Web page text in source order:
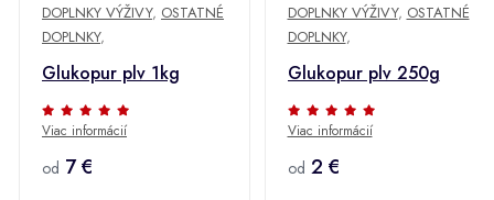
DOPLNKY VÝŽIVY, OSTATNÉ
DOPLNKY,
Glukopur plv 1kg
Viac informácií
od 7 €
DOPLNKY VÝŽIVY, OSTATNÉ
DOPLNKY,
Glukopur plv 250g
Viac informácií
od 2 €